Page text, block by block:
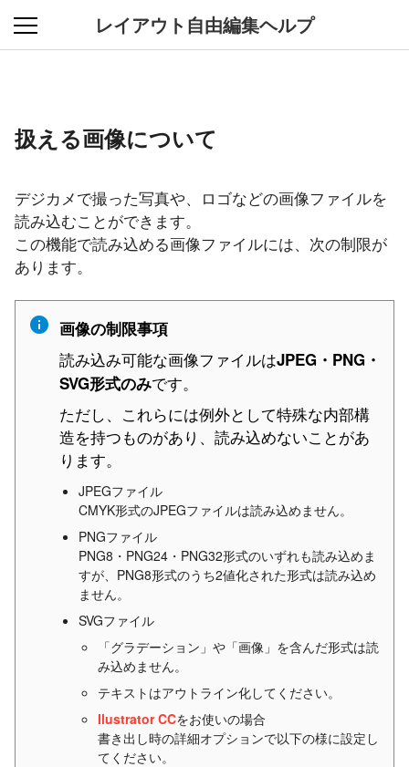
レイアウト自由編集ヘルプ
扱える画像について
デジカメで撮った写真や、ロゴなどの画像ファイルを
読み込むことができます。
この機能で読み込める画像ファイルには、次の制限が
あります。
画像の制限事項
読み込み可能な画像ファイルはJPEG・PNG・
SVG形式のみです。
ただし、これらには例外として特殊な内部構
造を持つものがあり、読み込めないことがあ
ります。
JPEGファイル
CMYK形式のJPEGファイルは読み込めません。
PNGファイル
PNG8・PNG24・PNG32形式のいずれも読み込めま
すが、PNG8形式のうち2値化された形式は読み込め
ません。
SVGファイル
「グラデーション」や「画像」を含んだ形式は読
み込めません。
テキストはアウトライン化してください。
Ilustrator CCをお使いの場合
書き出し時の詳細オプションで以下の様に設定し
てください。